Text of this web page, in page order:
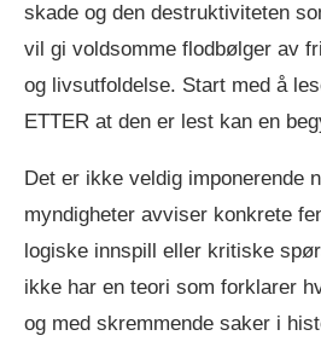
skade og den destruktiviteten
vil gi voldsomme flodbølger av
og livsutfoldelse. Start med å
ETTER at den er lest kan en
Det er ikke veldig imponerende
myndigheter avviser konkrete
logiske innspill eller kritiske
ikke har en teori som forklarer
og med skremmende saker i